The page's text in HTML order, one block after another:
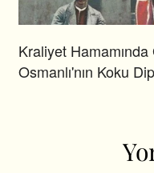
Kraliyet
Osmanlı'nın Koku